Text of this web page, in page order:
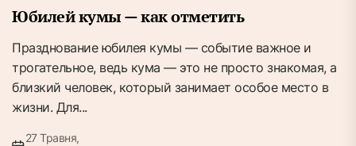
Юбилей кумы — как отметить
Празднование юбилея кумы — событие важное и
трогательное, ведь кума — это не просто знакомая, а
близкий человек, который занимает особое место в
жизни. Для...
27 Травня,